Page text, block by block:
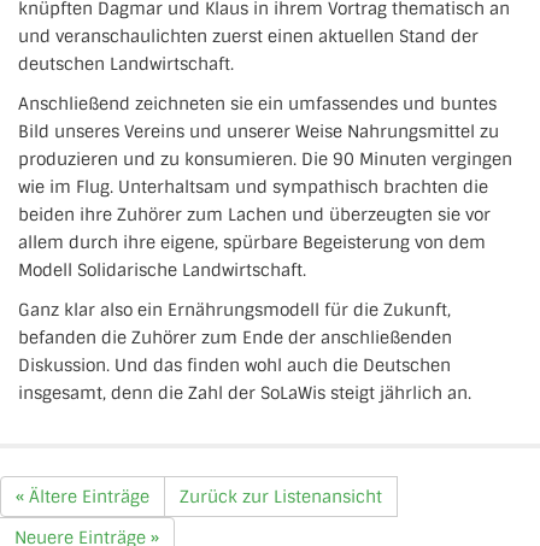
knüpften Dagmar und Klaus in ihrem Vortrag thematisch an
und veranschaulichten zuerst einen aktuellen Stand der
deutschen Landwirtschaft.
Anschließend zeichneten sie ein umfassendes und buntes
Bild unseres Vereins und unserer Weise Nahrungsmittel zu
produzieren und zu konsumieren. Die 90 Minuten vergingen
wie im Flug. Unterhaltsam und sympathisch brachten die
beiden ihre Zuhörer zum Lachen und überzeugten sie vor
allem durch ihre eigene, spürbare Begeisterung von dem
Modell Solidarische Landwirtschaft.
Ganz klar also ein Ernährungsmodell für die Zukunft,
befanden die Zuhörer zum Ende der anschließenden
Diskussion. Und das finden wohl auch die Deutschen
insgesamt, denn die Zahl der SoLaWis steigt jährlich an.
« Ältere Einträge
Zurück zur Listenansicht
Neuere Einträge »